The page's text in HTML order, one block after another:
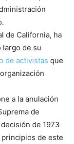
de California, ha
largo de su
de activistas que
a la anulación
de
de 1973
de este